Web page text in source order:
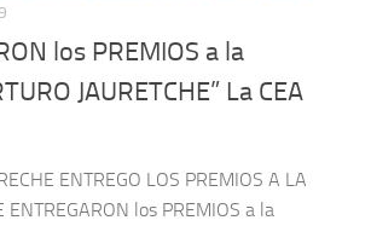
los PREMIOS a la
JAURETCHE” La CEA
ENTREGO LOS PREMIOS A LA
ENTREGARON los PREMIOS a la